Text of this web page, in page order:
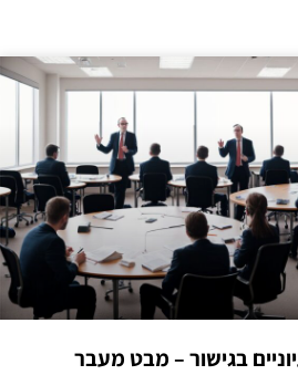
בגישור – מבט מעבר